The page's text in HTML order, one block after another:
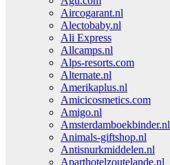
Aircogarant.nl
Alectobaby.nl
Ali Express
Allcamps.nl
Alps-resorts.com
Alternate.nl
Amerikaplus.nl
Amicicosmetics.com
Amigo.nl
Amsterdamboekbinder.nl
Animals-giftshop.nl
Antisnurkmiddelen.nl
Aparthotelzoutelande.nl